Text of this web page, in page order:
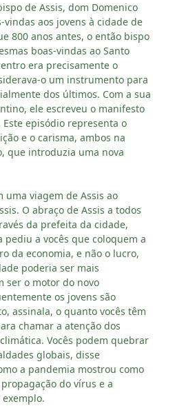
de Assis, dom Domenico
vindas aos jovens à cidade de
800 anos antes, o então bispo
boas-vindas ao Santo
era precisamente o
o um instrumento para
dos últimos. Com a sua
ele escreveu o manifesto
episódio representa o
e o carisma, ambos na
que introduzia uma nova
uma viagem de Assis ao
O abraço de Assis a todos
da prefeita da cidade,
pediu a vocês que coloquem a
da economia, e não o lucro,
poderia ser mais
ser o motor do novo
os jovens são
assinala, o quanto vocês têm
chamar a atenção dos
Vocês podem quebrar
globais, disse
a pandemia mostrou como
do vírus e a